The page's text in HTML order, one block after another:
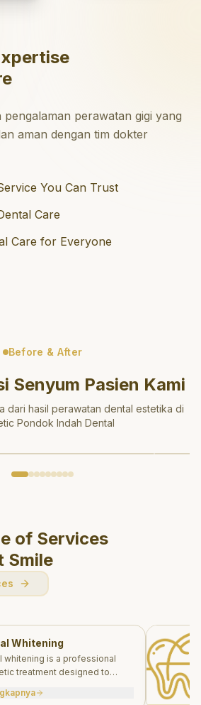
pengalaman perawatan gigi yang
aman dengan tim dokter
You Can Trust
Care
Care for Everyone
Before & After
Senyum Pasien Kami
dari hasil perawatan dental estetika di
Pondok Indah Dental
of Services
Smile
Whitening
whitening is a professional
treatment designed to